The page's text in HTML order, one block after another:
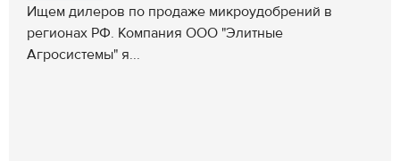
Ищем дилеров по продаже микроудобрений в
регионах РФ. Компания ООО "Элитные
Агросистемы" я...